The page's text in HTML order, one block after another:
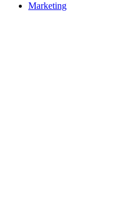
Marketing